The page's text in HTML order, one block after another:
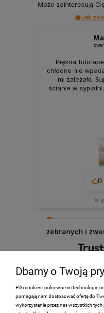
Może zainteresują
Jak
Piękna
chłodne nie
mi zależało.
ścianie w
0
w
zebranych i
Dbamy o Twoją
Pliki cookies i pokrewne im technologie
pomagają nam dostosować ofertę do
wykorzystanie przez nas wszystkich